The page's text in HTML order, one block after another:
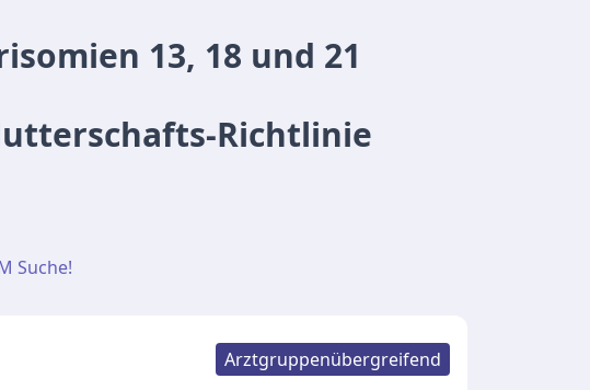
13, 18 und 21
Richtlinie
Suche!
Arztgruppenübergreifend